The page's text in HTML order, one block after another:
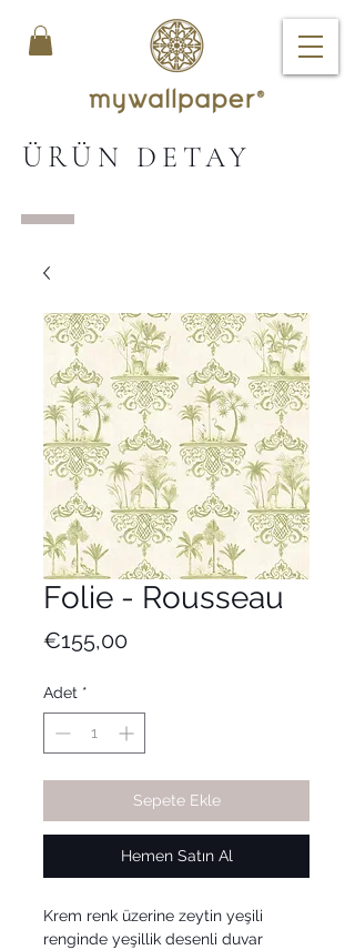
ÜRÜN DETAY
Folie - Rousseau
€155,00Fiyat
Adet *
Sepete Ekle
Hemen Satın Al
Krem renk üzerine zeytin yeşili
renginde yeşillik desenli duvar